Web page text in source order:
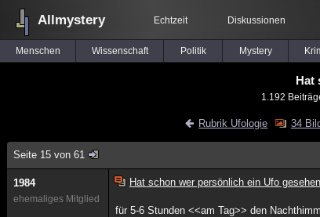
Allmystery Echtzeit Diskussionen
Menschen Wissenschaft Politik Mystery
Hat
1.192
Rubrik Ufologie 34
Seite 15 von 61
1984
ehemaliges Mitglied
Hat schon wer persönlich ein Ufo
für 5-6 Stunden <<am Tag>> den